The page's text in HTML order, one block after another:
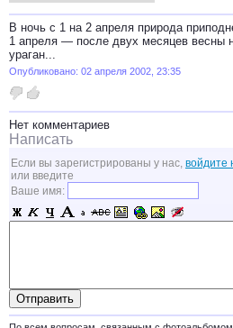
В ночь с 1 на 2 апреля природа
1 апреля — после двух месяцев весны
ураган...
Опубликовано: 02 апреля 2002, 23:35
Нет комментариев
Написать
Если вы зарегистрированы у нас, войдите
или введите
Ваше имя: